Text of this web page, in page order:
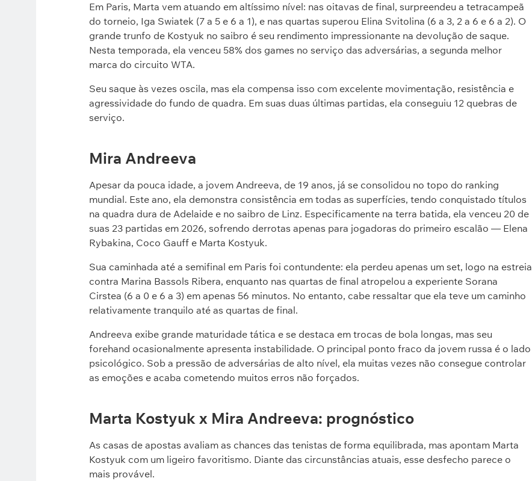
Em Paris, Marta vem atuando em altíssimo nível: nas oitavas de final, surpreendeu a tetracampeã
do torneio, Iga Swiatek (7 a 5 e 6 a 1), e nas quartas superou Elina Svitolina (6 a 3, 2 a 6 e 6 a 2). O
grande trunfo de Kostyuk no saibro é seu rendimento impressionante na devolução de saque.
Nesta temporada, ela venceu 58% dos games no serviço das adversárias, a segunda melhor
marca do circuito WTA.
Seu saque às vezes oscila, mas ela compensa isso com excelente movimentação, resistência e
agressividade do fundo de quadra. Em suas duas últimas partidas, ela conseguiu 12 quebras de
serviço.
Mira Andreeva
Apesar da pouca idade, a jovem Andreeva, de 19 anos, já se consolidou no topo do ranking
mundial. Este ano, ela demonstra consistência em todas as superfícies, tendo conquistado títulos
na quadra dura de Adelaide e no saibro de Linz. Especificamente na terra batida, ela venceu 20 de
suas 23 partidas em 2026, sofrendo derrotas apenas para jogadoras do primeiro escalão — Elena
Rybakina, Coco Gauff e Marta Kostyuk.
Sua caminhada até a semifinal em Paris foi contundente: ela perdeu apenas um set, logo na estreia
contra Marina Bassols Ribera, enquanto nas quartas de final atropelou a experiente Sorana
Cirstea (6 a 0 e 6 a 3) em apenas 56 minutos. No entanto, cabe ressaltar que ela teve um caminho
relativamente tranquilo até as quartas de final.
Andreeva exibe grande maturidade tática e se destaca em trocas de bola longas, mas seu
forehand ocasionalmente apresenta instabilidade. O principal ponto fraco da jovem russa é o lado
psicológico. Sob a pressão de adversárias de alto nível, ela muitas vezes não consegue controlar
as emoções e acaba cometendo muitos erros não forçados.
Marta Kostyuk x Mira Andreeva: prognóstico
As casas de apostas avaliam as chances das tenistas de forma equilibrada, mas apontam Marta
Kostyuk com um ligeiro favoritismo. Diante das circunstâncias atuais, esse desfecho parece o
mais provável.